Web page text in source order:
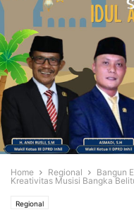
Home Regional
Bangun
Kreativitas Musisi Bangka
Regional